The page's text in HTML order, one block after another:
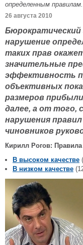
определенным правилам.
26 августа 2010
нарушение
таких прав
значительные
эффективность
объективных
размеров
далее, а от того,
нарушения
чиновников
Кирилл Рогов:
В высоком качестве
В низком качестве